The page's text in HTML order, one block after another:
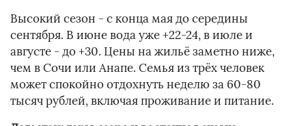
Высокий сезон - с конца мая до середины
сентября. В июне вода уже +22-24, в июле и
августе - до +30. Цены на жильё заметно ниже,
чем в Сочи или Анапе. Семья из трёх человек
может спокойно отдохнуть неделю за 60-80
тысяч рублей, включая проживание и питание.